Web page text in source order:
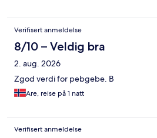
Verifisert anmeldelse
8/10 – Veldig bra
2. aug. 2026
Zgod verdi for pebgebe. B
Are, reise på 1 natt
Verifisert anmeldelse